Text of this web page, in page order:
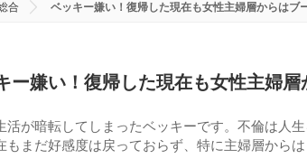
合 ベッキー嫌い！復帰した現在も女性主婦層からはブ
ー嫌い！復帰した現在も女性主婦
活が暗転してしまったベッキーです。不倫は人
もまだ好感度は戻っておらず、特に主婦層から